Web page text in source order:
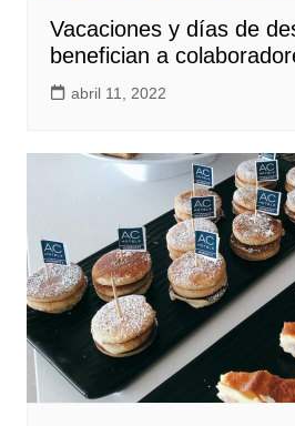
Vacaciones y días de
benefician a
abril 11, 2022